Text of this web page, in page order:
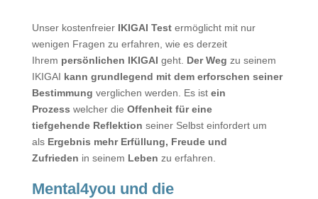
Unser kostenfreier IKIGAI Testermöglicht mit nur
wenigen Fragen zu erfahren, wie es derzeit
Ihrem persönlichen IKIGAI geht. Der Weg zu seinem
IKIGAI kann grundlegend mit dem erforschen seiner
Bestimmung verglichen werden. Es ist ein
Prozess welcher die Offenheit für eine
tiefgehende Reflektion seiner Selbst einfordert um
als Ergebnis mehr Erfüllung, Freude und
Zufrieden in seinem Leben zu erfahren.
Mental4you und die